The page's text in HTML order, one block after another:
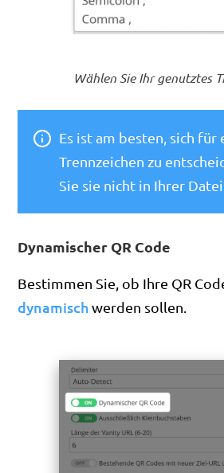
Wählen Sie Ihr genutztes
Es ist am besten, sich für
Trennzeichen zu
Sie sie nicht in Ihrer Datei.
Dynamischer QR Code
Bestimmen Sie, ob Ihre QR
dynamischwerden sollen.